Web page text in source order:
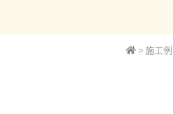
> 施工例